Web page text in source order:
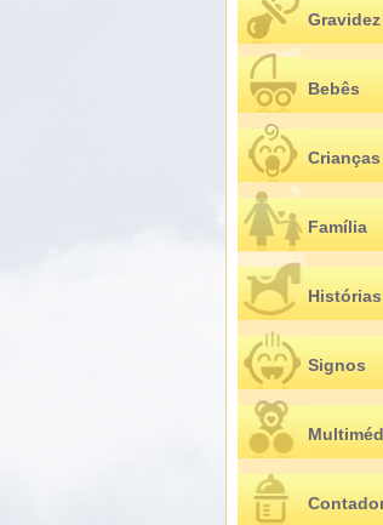
Gravidez
Bebês
Crianças
Família
Histórias
Signos